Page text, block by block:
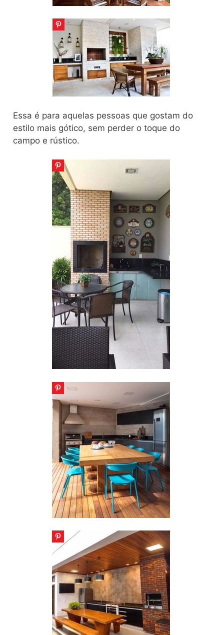
Essa é para aquelas pessoas que gostam do
estilo mais gótico, sem perder o toque do
campo e rústico.